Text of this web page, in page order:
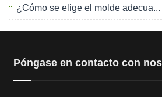
¿Cómo se elige el molde adecua...
Póngase en contacto con